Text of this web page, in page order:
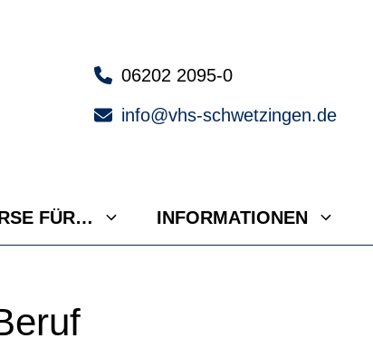
06202 2095-0
info@vhs-schwetzingen.de
FÜR… INFORMATIONEN